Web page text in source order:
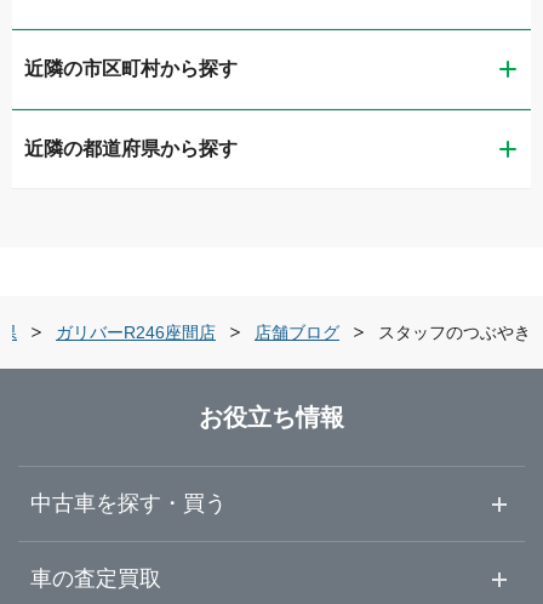
ガリバー第二京浜鶴見店
ガリバー東神奈川店
ガリバー環状4号霧が丘店
ガリバー環状4号大船店
ガリバー港北中央店
近隣の市区町村から探す
横浜市鶴見区
横浜市栄区
近隣の都道府県から探す
千葉県
ガリバーR246座間店 店舗ブログ スタッフのつぶやき
お役立ち情報
中古車を探す・買う
中古車情報・中古車検索
車の査定買取